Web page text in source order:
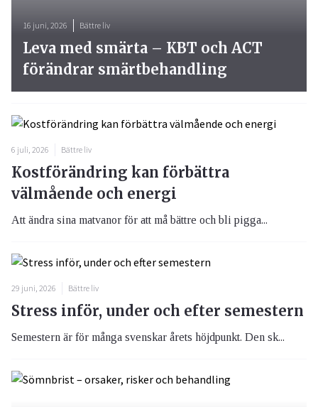
6 juli, 2026 Bättre liv
Kostförändring kan förbättra
välmående och energi
Att ändra sina matvanor för att må bättre och bli pigga...
29 juni, 2026 Bättre liv
Stress inför, under och efter semestern
Semestern är för många svenskar årets höjdpunkt. Den sk...
16 juni, 2026 Bättre liv
Leva med smärta – KBT och ACT
förändrar smärtbehandling